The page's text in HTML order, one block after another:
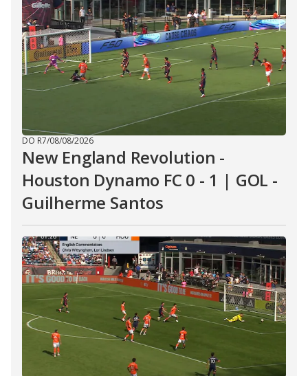
DO R7/08/08/2026
New England Revolution -
Houston Dynamo FC 0 - 1 | GOL -
Guilherme Santos